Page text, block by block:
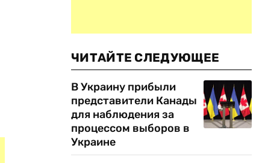
ЧИТАЙТЕ СЛЕДУЮЩЕЕ
В Украину прибыли
представители Канады
для наблюдения за
процессом выборов в
Украине